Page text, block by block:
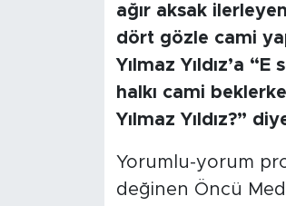
ağır aksak
dört gözle cami
Yılmaz Yıldız’a
halkı cami
Yılmaz Yıldız?”
Yorumlu-yorum
değinen Öncü